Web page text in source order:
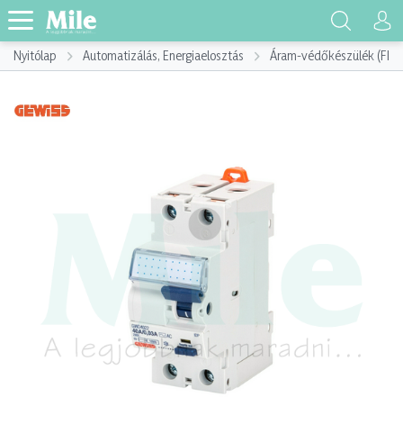
Nyitólap Automatizálás, Energiaelosztás Áram-védőkészülék (FI)